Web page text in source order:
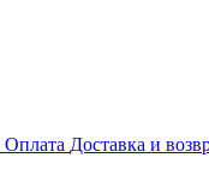
Оплата Доставка и